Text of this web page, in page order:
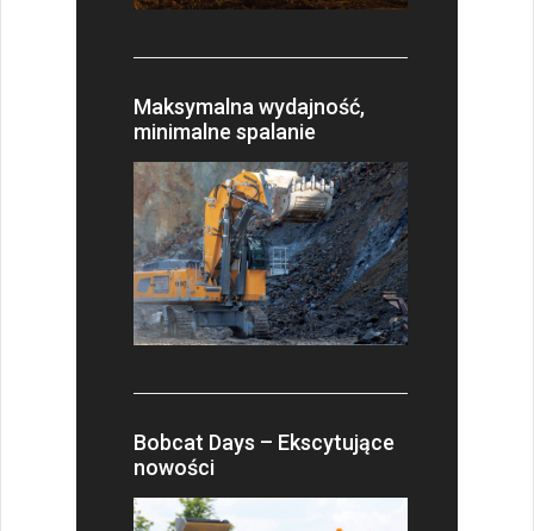
Maksymalna wydajność,
minimalne spalanie
Bobcat Days – Ekscytujące
nowości